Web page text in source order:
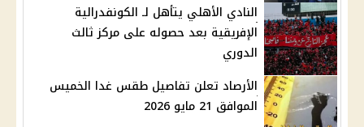
النادي الأهلي يتأهل لـ الكونفدرالية
الإفريقية بعد حصوله على مركز ثالث
الدوري
الأرصاد تعلن تفاصيل طقس غدا الخميس
الموافق 21 مايو 2026